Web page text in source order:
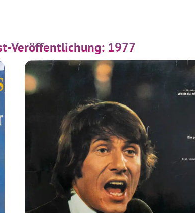
Veröffentlichung: 1977